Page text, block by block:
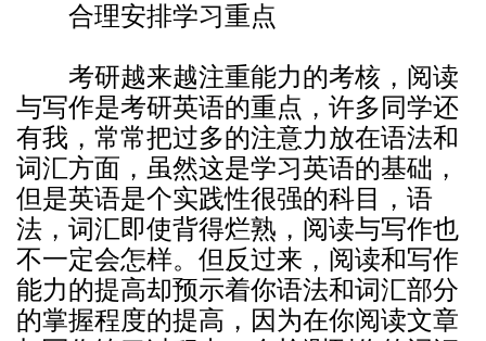
合理安排学习重点
考研越来越注重能力的考核，阅读
与写作是考研英语的重点，许多同学还
有我，常常把过多的注意力放在语法和
词汇方面，虽然这是学习英语的基础，
但是英语是个实践性很强的科目，语
法，词汇即使背得烂熟，阅读与写作也
不一定会怎样。但反过来，阅读和写作
能力的提高却预示着你语法和词汇部分
的掌握程度的提高，因为在你阅读文章